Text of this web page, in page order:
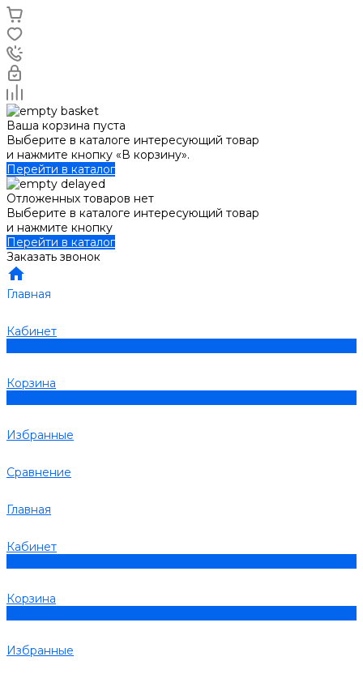
Ваша корзина пуста
Выберите в каталоге интересующий товар
и нажмите кнопку «В корзину».
Перейти в каталог
Отложенных товаров нет
Выберите в каталоге интересующий товар
и нажмите кнопку
Перейти в каталог
Заказать звонок
Главная
Кабинет
Корзина
Избранные
Сравнение
Главная
Кабинет
Корзина
Избранные